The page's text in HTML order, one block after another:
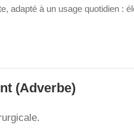
adapté à un usage quotidien :
(Adverbe)